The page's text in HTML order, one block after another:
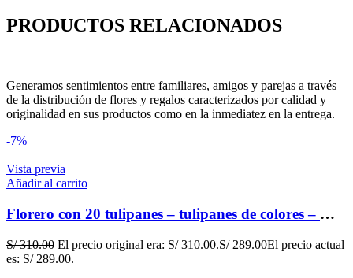
PRODUCTOS RELACIONADOS
Generamos sentimientos entre familiares, amigos y parejas a través
de la distribución de flores y regalos caracterizados por calidad y
originalidad en sus productos como en la inmediatez en la entrega.
-7%
Vista previa
Añadir al carrito
Florero con 20 tulipanes – tulipanes de colores – modelo florero según stock
S/310.00 El precio original era: S/ 310.00.S/289.00El precio actual
es: S/ 289.00.